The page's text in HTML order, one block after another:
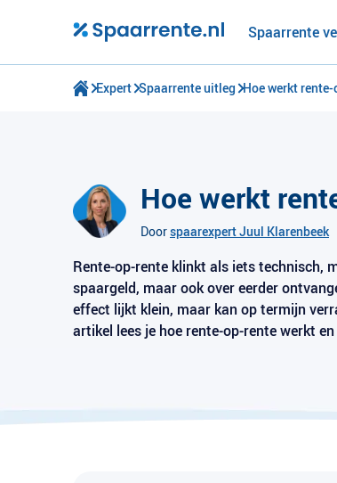
Spaarrente
Expert Spaarrente uitleg Hoe werkt
Hoe werkt
Doorspaarexpert Juul Klarenbeek
Rente-op-rente klinkt als iets technisch,
spaargeld, maar ook over eerder
effect lijkt klein, maar kan op termijn
artikel lees je hoe rente-op-rente werkt